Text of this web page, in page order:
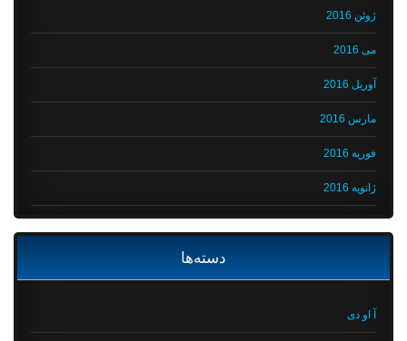
ژوئن 2016
می 2016
آوریل 2016
مارس 2016
فوریه 2016
ژانویه 2016
دسته‌ها
آ او دی